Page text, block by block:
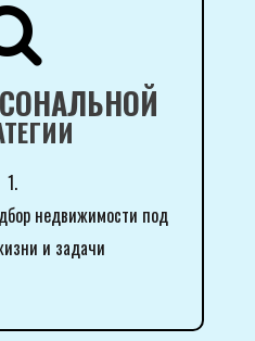
1.
недвижимости под
и задачи